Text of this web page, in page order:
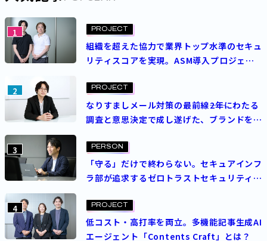
レビューの「AI化」でシステム開発はどう変
わる？ パーソルテンプスタッフ×バルテス“異
色コラボ”の現在地
パーソルテンプスタッフ
女性活躍
1 PROJECT
組織を超えた協力で業界トップ水準のセキュ
リティスコアを実現。ASM導入プロジェク
2 PROJECT
なりすましメール対策の最前線――2年にわたる
調査と意思決定で成し遂げた、ブランドを守
3 PERSON
「守る」だけで終わらない。セキュアインフ
ラ部が追求するゼロトラストセキュリティの
4 PROJECT
低コスト・高打率を両立。多機能記事生成AI
エージェント「Contents Craft」とは？